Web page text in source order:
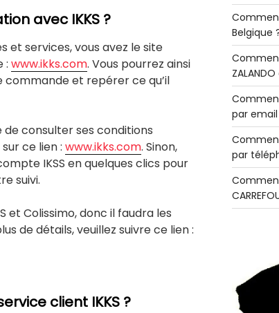
avec IKKS ?
et services, vous avez le site
: www.ikks.com. Vous pourrez ainsi
et repérer ce qu’il
consulter ses conditions
ce lien : www.ikks.com. Sinon,
IKSS en quelques clics pour
suivi.
et Colissimo, donc il faudra les
de détails, veuillez suivre ce lien :
client IKKS ?
Belgique
par email
par